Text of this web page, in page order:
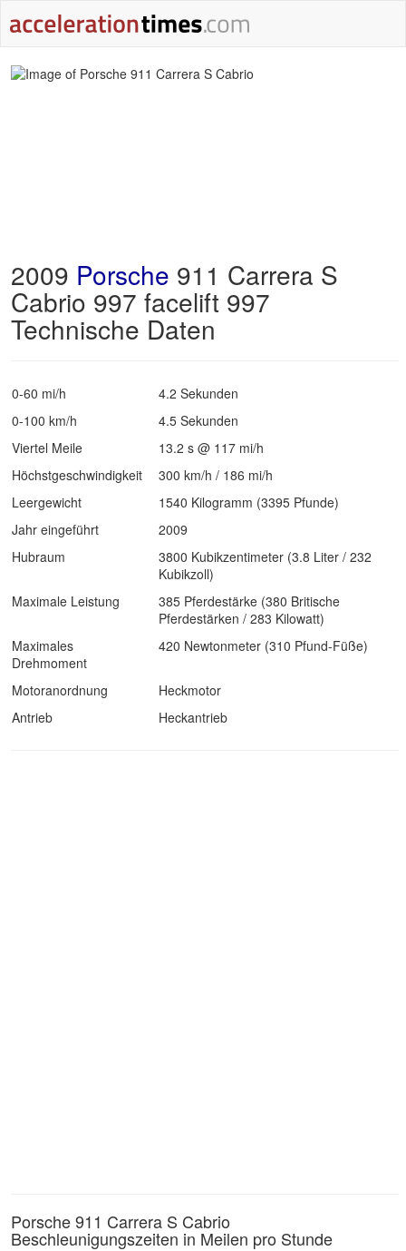
2009 Porsche 911 Carrera S
Cabrio 997 facelift 997
Technische Daten
0-60 mi/h
4.2 Sekunden
0-100 km/h
4.5 Sekunden
Viertel Meile
13.2 s @ 117 mi/h
Höchstgeschwindigkeit
300 km/h / 186 mi/h
Leergewicht
1540 Kilogramm (3395 Pfunde)
Jahr eingeführt
2009
Hubraum
3800 Kubikzentimeter (3.8 Liter / 232
Kubikzoll)
Maximale Leistung
385 Pferdestärke (380 Britische
Pferdestärken / 283 Kilowatt)
Maximales
Drehmoment
420 Newtonmeter (310 Pfund-Füße)
Motoranordnung
Heckmotor
Antrieb
Heckantrieb
Porsche 911 Carrera S Cabrio
Beschleunigungszeiten in Meilen pro Stunde